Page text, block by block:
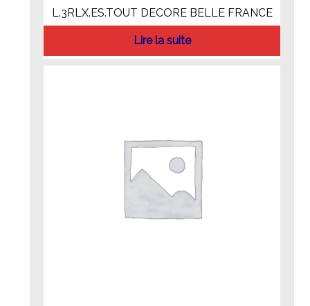
L.3RLX.ES.TOUT DECORE BELLE FRANCE
Lire la suite